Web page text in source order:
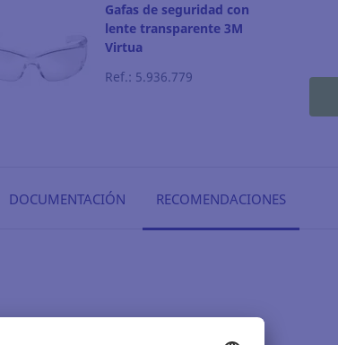
Gafas de seguridad con
lente transparente 3M
Virtua
Ref.: 5.936.779
DOCUMENTACIÓN RECOMENDACIONES